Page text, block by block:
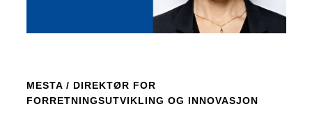
MESTA/ DIREKTØR FOR
FORRETNINGSUTVIKLING OG INNOVASJON